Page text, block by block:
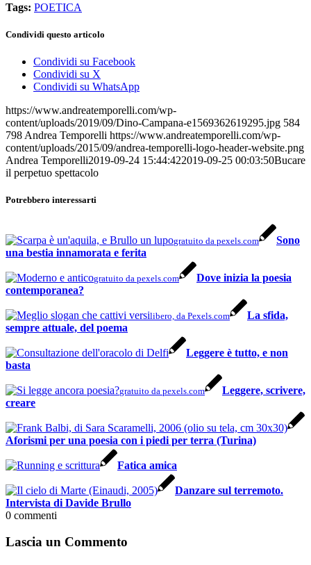
Tags: POETICA
Condividi questo articolo
Condividi su Facebook
Condividi su X
Condividi su WhatsApp
https://www.andreatemporelli.com/wp-
content/uploads/2019/09/Dino-Campana-e1569362619295.jpg 584
798 Andrea Temporelli https://www.andreatemporelli.com/wp-
content/uploads/2015/09/andrea-temporelli-logo-header-website.png
Andrea Temporelli2019-09-24 15:44:422019-09-25 00:03:50Bucare
il perpetuo spettacolo
Potrebbero interessarti
gratuito da pexels.com
Sono
una bestia innamorata e ferita
gratuito da pexels.com
Dove inizia la poesia
contemporanea?
libero, da Pexels.com
La sfida,
sempre attuale, del poema
Leggere è tutto, e non
basta
gratuito da pexels.com
Leggere, scrivere,
creare
Aforismi per una poesia con i piedi per terra (Turina)
Fatica amica
Danzare sul terremoto.
Intervista di Davide Brullo
0 commenti
Lascia un Commento